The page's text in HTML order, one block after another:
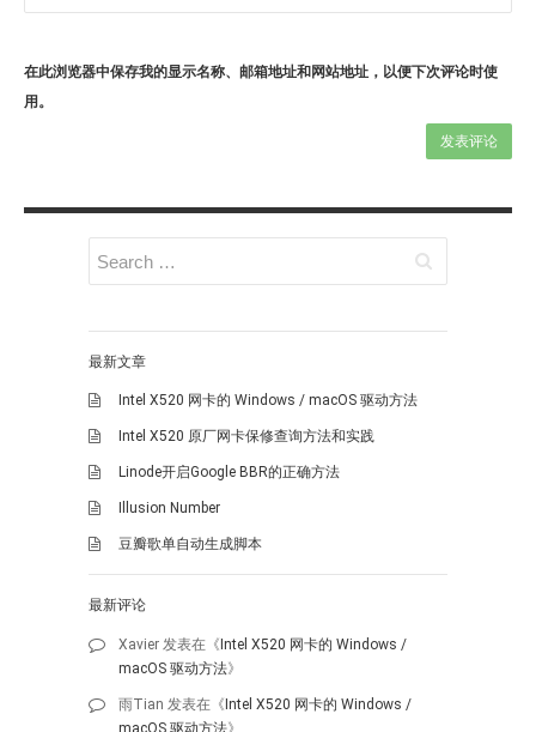
在此浏览器中保存我的显示名称、邮箱地址和网站地址，以便下次评论时使
用。
最新文章
Intel X520 网卡的 Windows / macOS 驱动方法
Intel X520 原厂网卡保修查询方法和实践
Linode开启Google BBR的正确方法
Illusion Number
豆瓣歌单自动生成脚本
最新评论
Xavier 发表在《Intel X520 网卡的 Windows /
macOS 驱动方法》
雨Tian 发表在《Intel X520 网卡的 Windows /
macOS 驱动方法》